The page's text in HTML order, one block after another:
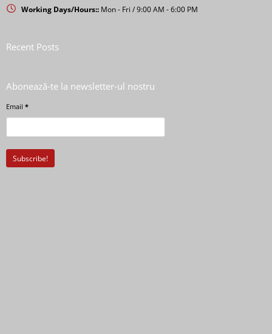
Working Days/Hours:: Mon - Fri / 9:00 AM - 6:00 PM
Recent Posts
Abonează-te la newsletter-ul nostru
Email *